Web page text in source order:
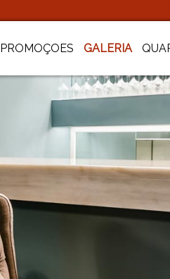
PROMOÇOES GALERIA